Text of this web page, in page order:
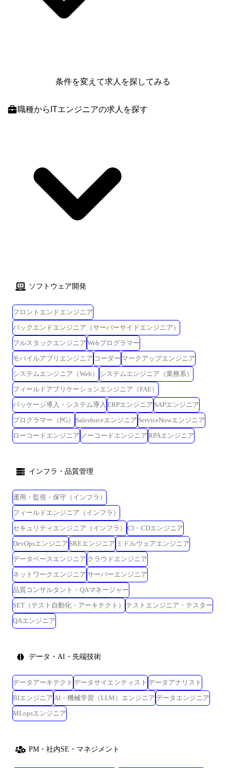
条件を変えて求人を探してみる
職種からITエンジニアの求人を探す
ソフトウェア開発
フロントエンドエンジニア
バックエンドエンジニア（サーバーサイドエンジニア）
フルスタックエンジニア Webプログラマー
モバイルアプリエンジニア コーダー マークアップエンジニア
システムエンジニア（Web）
システムエンジニア（業務系）
フィールドアプリケーションエンジニア（FAE）
パッケージ導入・システム導入 ERPエンジニア SAPエンジニア
プログラマー（PG）
Salesforceエンジニア ServiceNowエンジニア
ローコードエンジニア ノーコードエンジニア RPAエンジニア
インフラ・品質管理
運用・監視・保守（インフラ）
フィールドエンジニア（インフラ）
セキュリティエンジニア（インフラ）
CI・CDエンジニア
DevOpsエンジニア SREエンジニア ミドルウェアエンジニア
データベースエンジニア クラウドエンジニア
ネットワークエンジニア サーバーエンジニア
品質コンサルタント・QAマネージャー
SET（テスト自動化・アーキテクト）
テストエンジニア・テスター
QAエンジニア
データ・AI・先端技術
データアーキテクト データサイエンティスト データアナリスト
BIエンジニア AI・機械学習（LLM）エンジニア データエンジニア
MLopsエンジニア
PM・社内SE・マネジメント